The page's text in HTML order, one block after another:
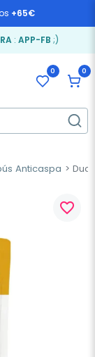
+65€
: APP-FB ;)
0 0
Anticaspa
favorite_border